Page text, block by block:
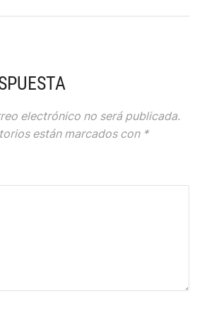
electrónico no será publicada.
están marcados con *